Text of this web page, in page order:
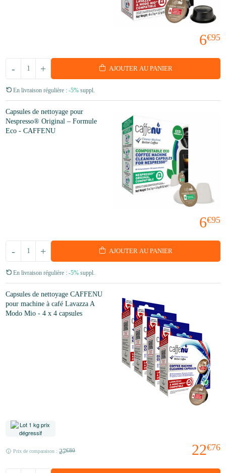
6€95
+
- AJOUTER AU PANIER
En livraison régulière : -5% suppl.
Capsules de nettoyage pour
Nespresso® Original – Formule
Eco - CAFFENU
6€95
+
- AJOUTER AU PANIER
En livraison régulière : -5% suppl.
Capsules de nettoyage CAFFENU
pour machine à café Lavazza A
Modo Mio - 4 x 4 capsules
22€76
Prix de comparaison : 27€80